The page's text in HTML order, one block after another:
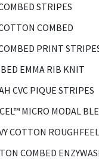
STRIPES
COMBED
PRINT
EMMA RIB KNIT
CVC PIQUE STRIPES
MICRO MODAL
COTTON ROUGHFEEL
COMBED